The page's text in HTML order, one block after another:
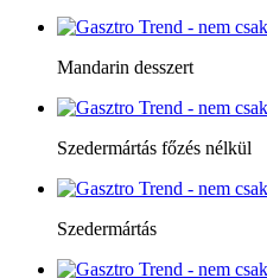
Mandarin desszert
Szedermártás főzés nélkül
Szedermártás